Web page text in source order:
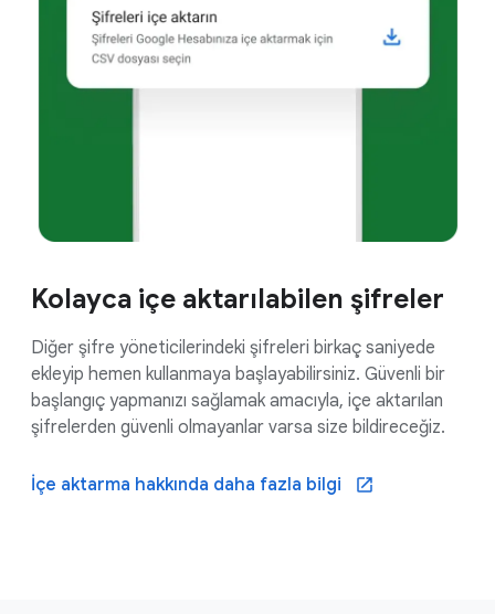
Kolayca içe aktarılabilen şifreler
Diğer şifre yöneticilerindeki şifreleri birkaç saniyede
ekleyip hemen kullanmaya başlayabilirsiniz. Güvenli bir
başlangıç yapmanızı sağlamak amacıyla, içe aktarılan
şifrelerden güvenli olmayanlar varsa size bildireceğiz.
İçe aktarma hakkında daha fazla bilgi